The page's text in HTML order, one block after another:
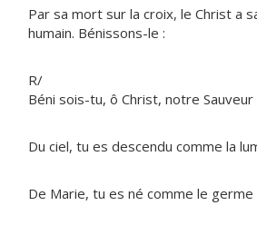
Par sa mort sur la croix, le Christ a
humain. Bénissons-le :
R/
Béni sois-tu, ô Christ, notre Sauveur
Du ciel, tu es descendu comme la
De Marie, tu es né comme le germe